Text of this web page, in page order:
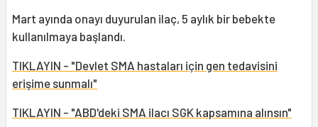
Mart ayında onayı duyurulan ilaç, 5 aylık bir bebekte
kullanılmaya başlandı.
TIKLAYIN - "Devlet SMA hastaları için gen tedavisini
erişime sunmalı"
TIKLAYIN - "ABD'deki SMA ilacı SGK kapsamına alınsın"